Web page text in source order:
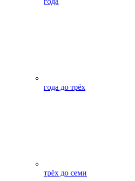
года до трёх
трёх до семи